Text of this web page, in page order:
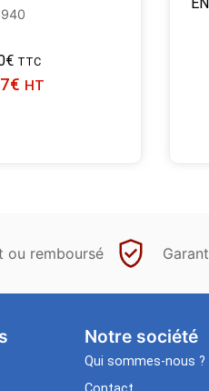
€ TTC
€ HT
ou remboursé
Notre société
Qui sommes-nous ?